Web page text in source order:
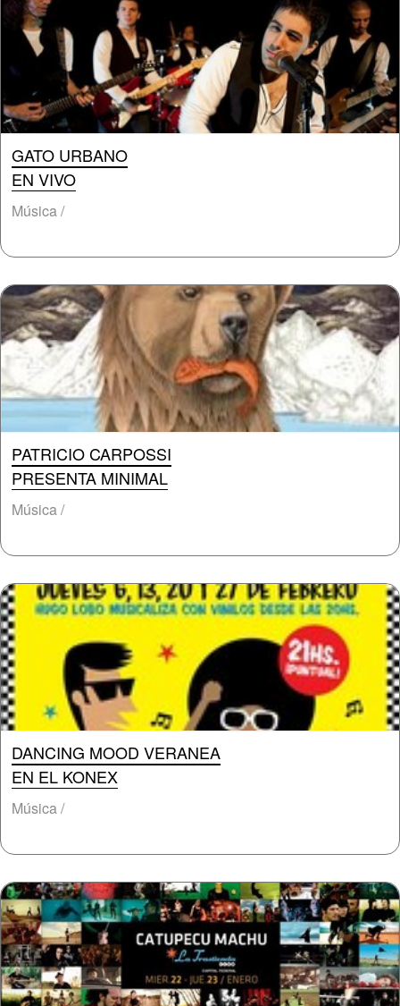
GATO URBANO
EN VIVO
Música /
PATRICIO CARPOSSI
PRESENTA MINIMAL
Música /
DANCING MOOD VERANEA
EN EL KONEX
Música /